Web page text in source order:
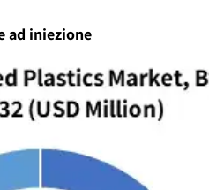
ad iniezione